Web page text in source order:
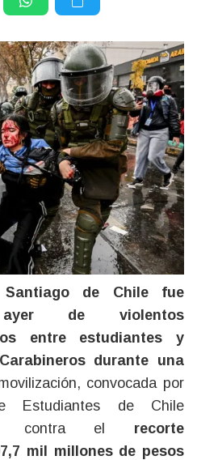
ayer de violentos
entre estudiantes y
durante una
convocada por
Estudiantes de Chile
contra el recorte
mil millones de pesos